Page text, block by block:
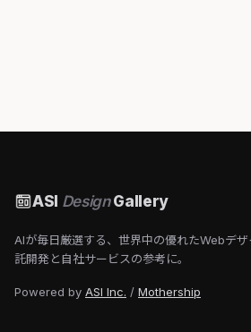
ASI DesignGallery
AIが毎日厳選する、世界中の優れたWebデ
託開発と自社サービスの参考に。
Powered by ASI Inc. / Mothership